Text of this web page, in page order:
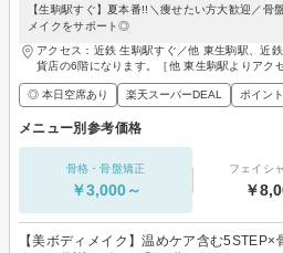
【生駒駅すぐ】夏本番!!＼痩せたい方大歓迎／骨
メイクをサポート◎
アクセス：近鉄 生駒駅すぐ／他 東生駒駅、近
貨店の6階になります。［他 東生駒駅よりアクセ
◎ 本日空席あり 楽天スーパーDEAL ポイン
メニュー別参考価格
骨格・骨盤矯正
￥3,000～
フェイシ
￥
【美ボディメイク】温めケア含む5STEP×